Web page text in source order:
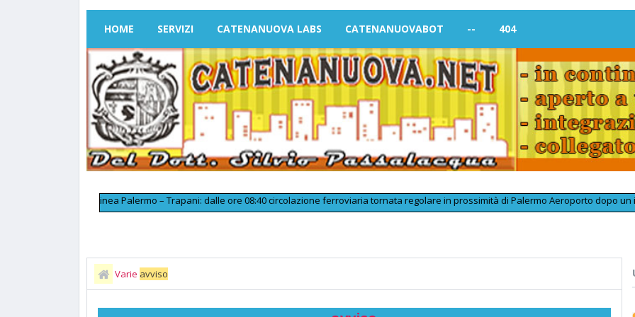
HOME SERVIZI CATENANUOVA LABS CATENANUOVABOT -- 404
Linea Palermo – Trapani: dalle ore 08:40 circolazione ferroviaria tornata regolare in prossimità di Palermo Aeroporto dopo un
Varie avviso